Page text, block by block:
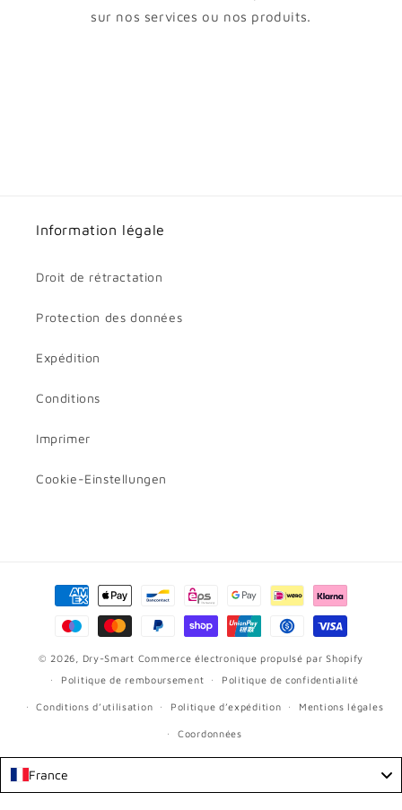
sur nos services ou nos produits.
Information légale
Droit de rétractation
Protection des données
Expédition
Conditions
Imprimer
Cookie-Einstellungen
Moyens
paiement
© 2026, Dry-Smart Commerce électronique propulsé par Shopify
Politique de remboursement
Politique de confidentialité
Conditions d’utilisation Politique d’expédition Mentions légales
Coordonnées
France